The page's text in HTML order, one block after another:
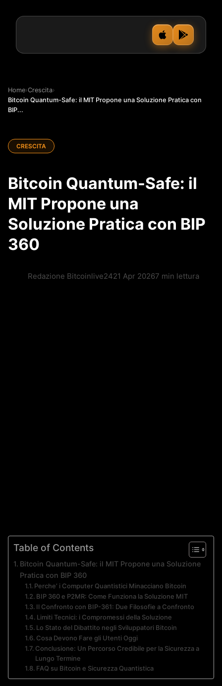
Home›Crescita›
Bitcoin Quantum-Safe: il MIT Propone una Soluzione Pratica con
BIP...
CRESCITA
Bitcoin Quantum-Safe: il
MIT Propone una
Soluzione Pratica con BIP
360
Redazione Bitcoinlive2421 Apr 20267 min lettura
Table of Contents
Bitcoin Quantum-Safe: il MIT Propone una Soluzione
Pratica con BIP 360
Perche’ i Computer Quantistici Minacciano Bitcoin
BIP 360 e P2MR: Come Funziona la Soluzione MIT
Il Confronto con BIP-361: Due Filosofie a Confronto
Limiti Tecnici: i Compromessi della Soluzione
Lo Stato del Dibattito negli Sviluppatori Bitcoin
Cosa Devono Fare gli Utenti Oggi
Conclusione: Un Percorso Credibile per la Sicurezza a
Lungo Termine
FAQ su Bitcoin e Sicurezza Quantistica